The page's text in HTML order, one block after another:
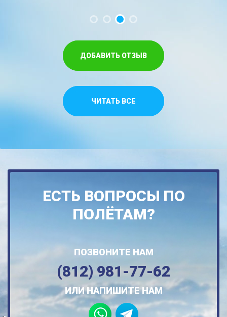
ДОБАВИТЬ ОТЗЫВ
ЧИТАТЬ ВСЕ
ЕСТЬ ВОПРОСЫ ПО
ПОЛЁТАМ?
ПОЗВОНИТЕ НАМ
(812) 981-77-62
ИЛИ НАПИШИТЕ НАМ